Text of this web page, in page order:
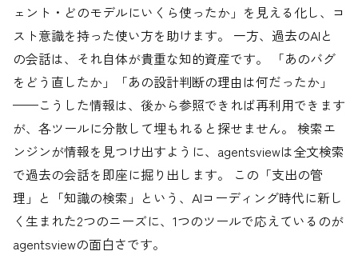
ェント・どのモデルにいくら使ったか」を見える化し、コ
スト意識を持った使い方を助けます。 一方、過去のAIと
の会話は、それ自体が貴重な知的資産です。 「あのバグ
をどう直したか」「あの設計判断の理由は何だったか」
——こうした情報は、後から参照できれば再利用できます
が、各ツールに分散して埋もれると探せません。 検索エ
ンジンが情報を見つけ出すように、agentsviewは全文検索
で過去の会話を即座に掘り出します。 この「支出の管
理」と「知識の検索」という、AIコーディング時代に新し
く生まれた2つのニーズに、1つのツールで応えているのが
agentsviewの面白さです。